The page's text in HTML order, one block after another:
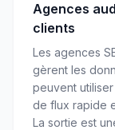
Agences
clients
Les agences
gèrent les
peuvent
de flux rapide
La sortie est